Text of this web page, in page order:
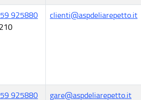
925880
clienti@aspdeliarepetto.it
925880
gare@aspdeliarepetto.it